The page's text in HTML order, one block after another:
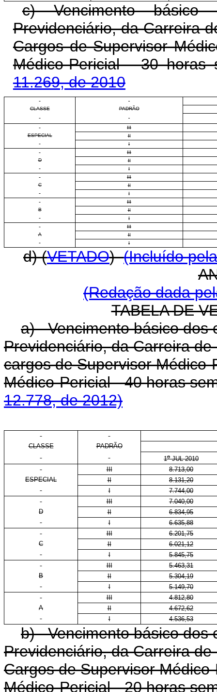
c) Vencimento
Previdenciário, da Carreira
Cargos de Supervisor
Médico-Pericial - 30 horas
11.269, de 2010
CLASSE PADRÃO
III
ESPECIAL
II
I
III
D
II
I
III
C
II
I
III
B
II
I
III
A
II
I
d) (VETADO) (Incluído
(Redação dada
TABELA DE
a) Vencimento básico dos
Previdenciário, da Carreira
cargos de Supervisor
Médico-Pericial - 40 horas
12.778, de 2012)
CLASSE
PADRÃO
1oJUL 2010
III
8.713,00
ESPECIAL
II
8.131,20
I
7.744,00
III
7.040,00
D
II
6.834,95
I
6.635,88
III
6.201,75
C
II
6.021,12
I
5.845,75
III
5.463,31
B
II
5.304,19
I
5.149,70
III
4.812,80
A
II
4.672,62
I
4.536,53
b) Vencimento básico dos
Previdenciário, da Carreira
Cargos de Supervisor
Médico-Pericial - 20 horas